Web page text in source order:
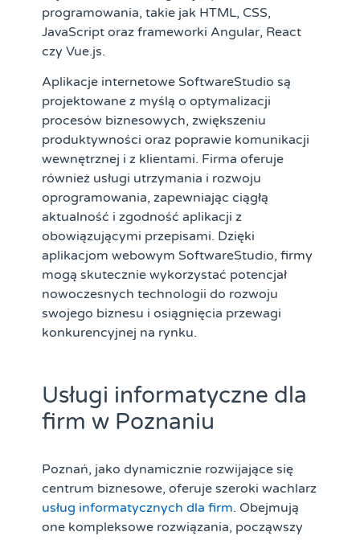
programowania, takie jak HTML, CSS,
JavaScript oraz frameworki Angular, React
czy Vue.js.
Aplikacje internetowe SoftwareStudio są
projektowane z myślą o optymalizacji
procesów biznesowych, zwiększeniu
produktywności oraz poprawie komunikacji
wewnętrznej i z klientami. Firma oferuje
również usługi utrzymania i rozwoju
oprogramowania, zapewniając ciągłą
aktualność i zgodność aplikacji z
obowiązującymi przepisami. Dzięki
aplikacjom webowym SoftwareStudio, firmy
mogą skutecznie wykorzystać potencjał
nowoczesnych technologii do rozwoju
swojego biznesu i osiągnięcia przewagi
konkurencyjnej na rynku.
Usługi informatyczne dla
firm w Poznaniu
Poznań, jako dynamicznie rozwijające się
centrum biznesowe, oferuje szeroki wachlarz
usług informatycznych dla firm. Obejmują
one kompleksowe rozwiązania, począwszy